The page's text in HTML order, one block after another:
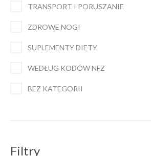
TRANSPORT I PORUSZANIE
ZDROWE NOGI
SUPLEMENTY DIETY
WEDŁUG KODÓW NFZ
BEZ KATEGORII
Filtry